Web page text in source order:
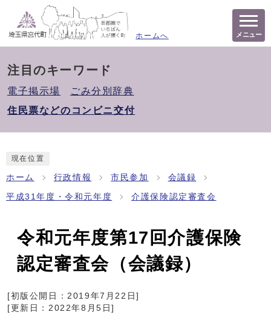
ホームへ メニュー
注目のキーワード
電子掲示場
ごみ分別辞典
住民票などのコンビニ交付
現在位置
ホーム 行政情報 市民参加 会議録
平成31年度・令和元年度 介護保険認定審査会
令和元年度第17回介護保険
認定審査会（会議録）
[初版公開日：2019年7月22日]
[更新日： 2022年8月5日]